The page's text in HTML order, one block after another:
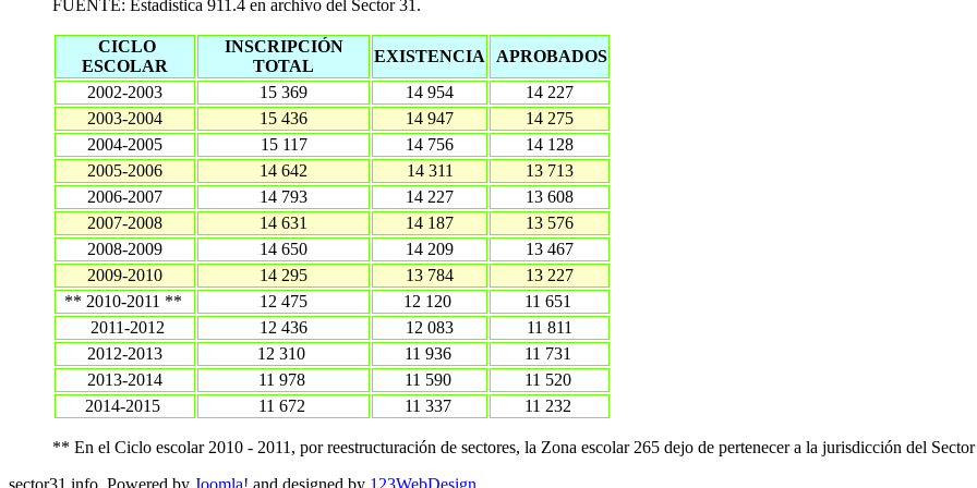
FUENTE: Estadistica 911.4 en archivo del Sector 31.
CICLO
ESCOLAR
INSCRIPCIÓN
TOTAL
EXISTENCIA APROBADOS
2002-2003
15 369 14 954
14 227
2003-2004
15 436 14 947
14 275
2004-2005
15 117 14 756
14 128
2005-2006
14 642 14 311
13 713
2006-2007
14 793 14 227
13 608
2007-2008
14 631 14 187
13 576
2008-2009
14 650 14 209
13 467
2009-2010
14 295 13 784
13 227
** 2010-2011 **
12 475 12 120
11 651
2011-2012
12 436 12 083
11 811
2012-2013
12 310 11 936
11 731
2013-2014
11 978 11 590
11 520
2014-2015
11 672 11 337 11 232
** En el Ciclo escolar 2010 - 2011, por reestructuración de sectores, la Zona escolar 265 dejo de pertenecer a la jurisdicción del